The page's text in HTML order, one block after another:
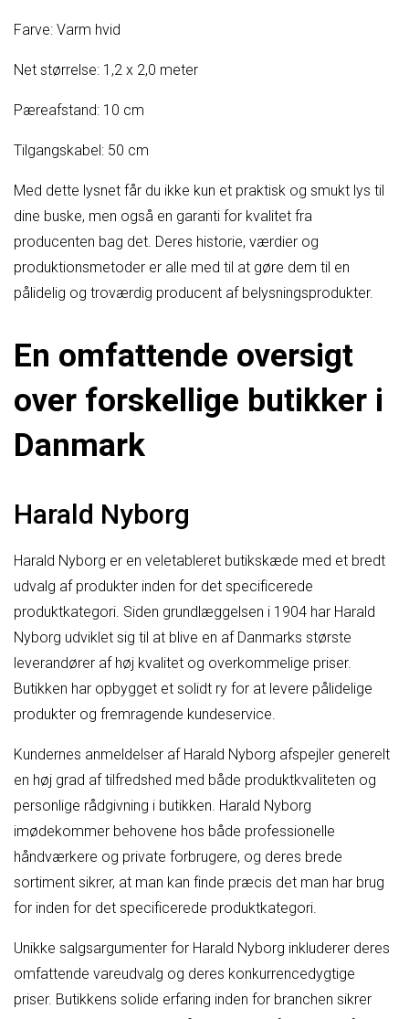
Farve: Varm hvid
Net størrelse: 1,2 x 2,0 meter
Pæreafstand: 10 cm
Tilgangskabel: 50 cm
Med dette lysnet får du ikke kun et praktisk og smukt lys til
dine buske, men også en garanti for kvalitet fra
producenten bag det. Deres historie, værdier og
produktionsmetoder er alle med til at gøre dem til en
pålidelig og troværdig producent af belysningsprodukter.
En omfattende oversigt
over forskellige butikker i
Danmark
Harald Nyborg
Harald Nyborg er en veletableret butikskæde med et bredt
udvalg af produkter inden for det specificerede
produktkategori. Siden grundlæggelsen i 1904 har Harald
Nyborg udviklet sig til at blive en af Danmarks største
leverandører af høj kvalitet og overkommelige priser.
Butikken har opbygget et solidt ry for at levere pålidelige
produkter og fremragende kundeservice.
Kundernes anmeldelser af Harald Nyborg afspejler generelt
en høj grad af tilfredshed med både produktkvaliteten og
personlige rådgivning i butikken. Harald Nyborg
imødekommer behovene hos både professionelle
håndværkere og private forbrugere, og deres brede
sortiment sikrer, at man kan finde præcis det man har brug
for inden for det specificerede produktkategori.
Unikke salgsargumenter for Harald Nyborg inkluderer deres
omfattende vareudvalg og deres konkurrencedygtige
priser. Butikkens solide erfaring inden for branchen sikrer